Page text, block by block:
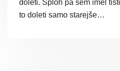
doleti. Sploh pa sem imel
to doleti samo starejše…